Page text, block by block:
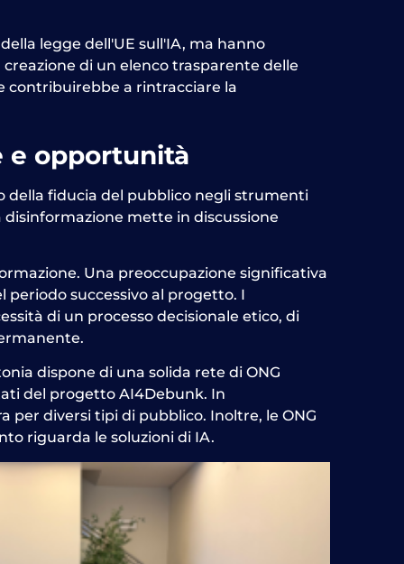
legge dell'UE sull'IA, ma hanno
di un elenco trasparente delle
contribuirebbe a rintracciare la
e opportunità
della fiducia del pubblico negli strumenti
mette in discussione
Una preoccupazione significativa
successivo al progetto. I
di un processo decisionale etico, di
dispone di una solida rete di ONG
del progetto AI4Debunk. In
per diversi tipi di pubblico. Inoltre, le ONG
riguarda le soluzioni di IA.